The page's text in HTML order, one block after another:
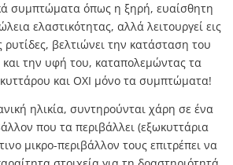
συμπτώματα όπως η ξηρή, ευαίσθητη
ελαστικότητας, αλλά λειτουργεί εις
ρυτίδες, βελτιώνει την κατάσταση του
την υφή του, καταπολεμώντας τα
και ΟΧΙ μόνο τα συμπτώματα!
ηλικία, συντηρούνται χάρη σε ένα
που τα περιβάλλει (εξωκυττάρια
μικρο-περιβάλλον τους επιτρέπει να